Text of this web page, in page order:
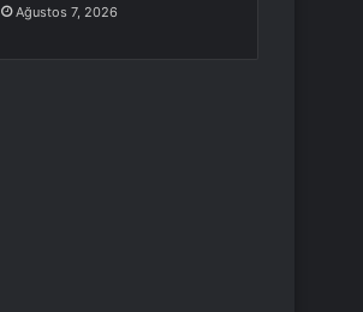
Ağustos 7, 2026